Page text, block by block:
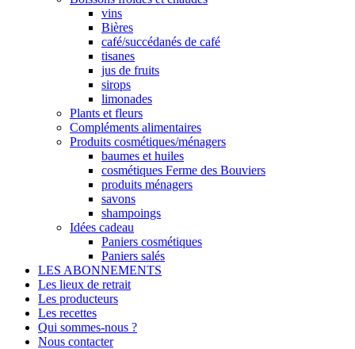
vins
Bières
café/succédanés de café
tisanes
jus de fruits
sirops
limonades
Plants et fleurs
Compléments alimentaires
Produits cosmétiques/ménagers
baumes et huiles
cosmétiques Ferme des Bouviers
produits ménagers
savons
shampoings
Idées cadeau
Paniers cosmétiques
Paniers salés
LES ABONNEMENTS
Les lieux de retrait
Les producteurs
Les recettes
Qui sommes-nous ?
Nous contacter